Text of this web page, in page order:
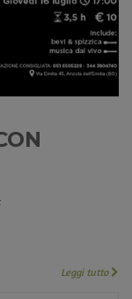
Leggi tutto